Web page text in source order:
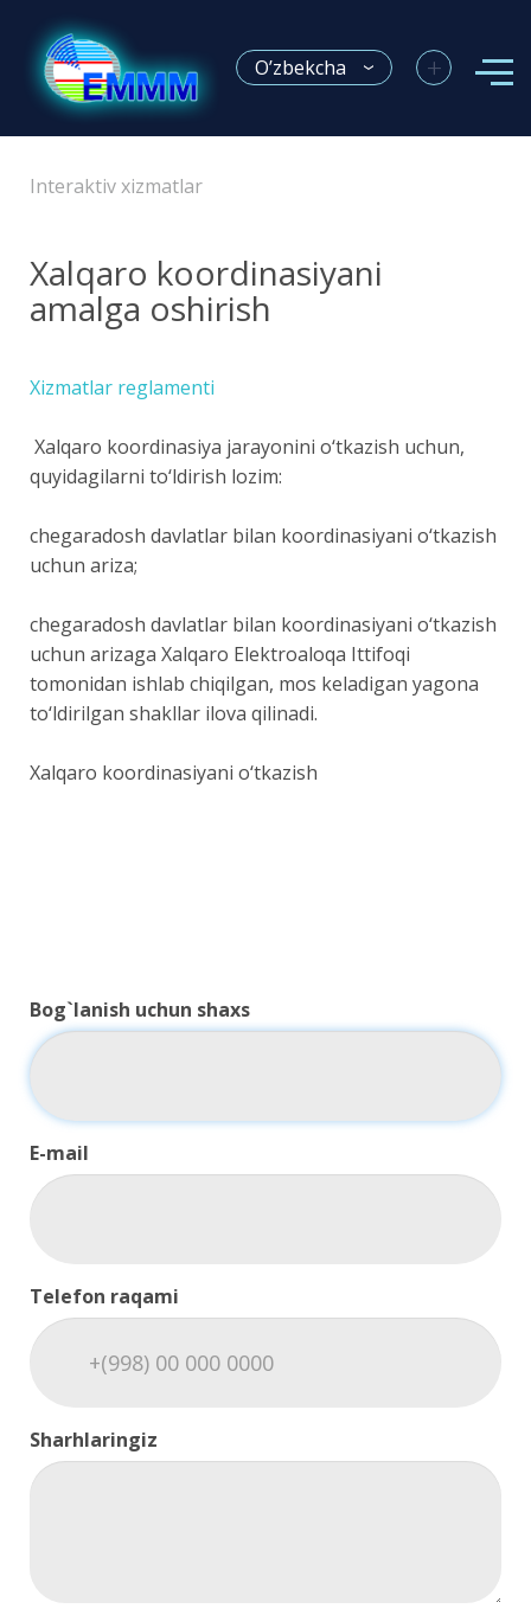
O’zbekcha +
Interaktiv xizmatlar
Xalqaro koordinasiyani
amalga oshirish
Xizmatlar reglamenti
Xalqaro koordinasiya jarayonini o‘tkazish uchun,
quyidagilarni to‘ldirish lozim:
chegaradosh davlatlar bilan koordinasiyani o‘tkazish
uchun ariza;
chegaradosh davlatlar bilan koordinasiyani o‘tkazish
uchun arizaga Xalqaro Elektroaloqa Ittifoqi
tomonidan ishlab chiqilgan, mos keladigan yagona
to‘ldirilgan shakllar ilova qilinadi.
Xalqaro koordinasiyani o‘tkazish
Bog`lanish uchun shaxs
E-mail
Telefon raqami
Sharhlaringiz